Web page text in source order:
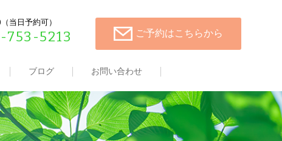
当日予約可）
753-5213 ご予約はこちらから
ブログ お問い合わせ